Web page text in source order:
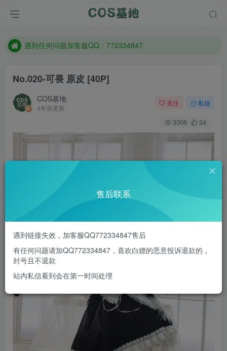
防失联：百度搜索《一七天佳》，实时查看最新站点。
遇到任何问题加客服QQ：772334847
No.020-可畏 原皮 [40P]
COS基地
4年前更新
关注 私信
3306 24
售后联系
遇到链接失效，加客服QQ772334847售后
有任何问题请加QQ772334847，喜欢白嫖的恶意投诉退款的，
封号且不退款
站内私信看到会在第一时间处理